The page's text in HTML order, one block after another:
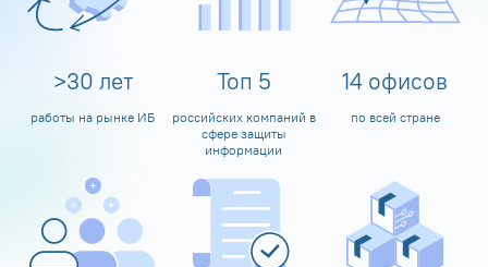
>30 лет
работы на рынке ИБ
Топ 5
российских компаний в
сфере защиты
информации
14 офисов
по всей стране